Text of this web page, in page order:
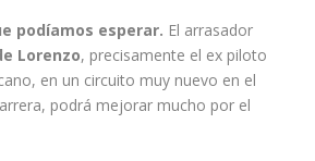
podíamos esperar. El arrasador
Lorenzo, precisamente el ex piloto
en un circuito muy nuevo en el
podrá mejorar mucho por el